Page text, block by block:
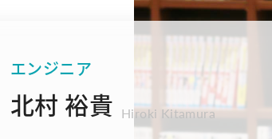
エンジニア
北村 裕貴 Hiroki Kitamura